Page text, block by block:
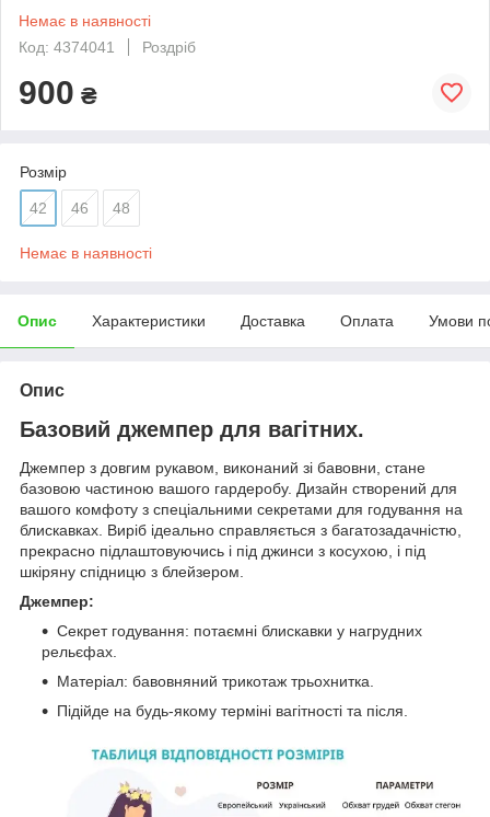
Немає в наявності
Код: 4374041
Роздріб
900 ₴
Розмір
42 46 48
Немає в наявності
Опис Характеристики Доставка Оплата Умови
Опис
Базовий джемпер для вагітних.
Джемпер з довгим рукавом, виконаний зі бавовни, стане
базовою частиною вашого гардеробу. Дизайн створений для
вашого комфоту з спеціальними секретами для годування на
блискавках. Виріб ідеально справляється з багатозадачністю,
прекрасно підлаштовуючись і під джинси з косухою, і під
шкіряну спідницю з блейзером.
Джемпер:
Секрет годування: потаємні блискавки у нагрудних
рельєфах.
Матеріал: бавовняний трикотаж трьохнитка.
Підійде на будь-якому терміні вагітності та після.